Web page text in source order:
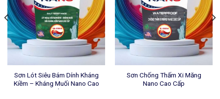
Sơn Lót Siêu Bám Dính Kháng
Kiềm – Kháng Muối Nano Cao
Cấp
Sơn Chống Thấm Xi Măng
Nano Cao Cấp